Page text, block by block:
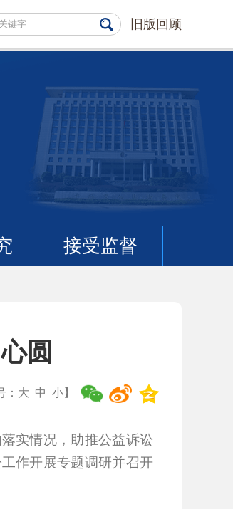
旧版回顾
接受监督
圆
： 大 中 小】
实情况，助推公益诉讼
作开展专题调研并召开